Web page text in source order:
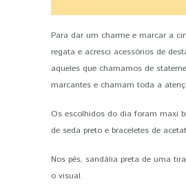
Para dar um charme e marcar a
regata e acresci acessórios de
aqueles que chamamos de
marcantes e chamam toda a
Os escolhidos do dia foram maxi
de seda preto e braceletes de
Nos pés, sandália preta de uma
o visual.